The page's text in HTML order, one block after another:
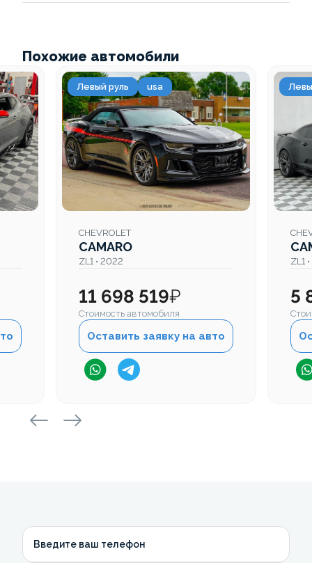
Похожие автомобили
Левый руль usa
CHEVROLET
CAMARO
ZL1 • 2022
11 698 519₽
Стоимость автомобиля
Оставить заявку на авто
ZL1
5
Введите ваш телефон